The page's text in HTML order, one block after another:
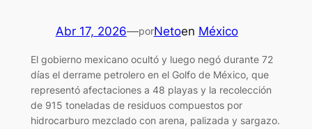
Abr 17, 2026—porNetoen México
El gobierno mexicano ocultó y luego negó durante 72
días el derrame petrolero en el Golfo de México, que
representó afectaciones a 48 playas y la recolección
de 915 toneladas de residuos compuestos por
hidrocarburo mezclado con arena, palizada y sargazo.